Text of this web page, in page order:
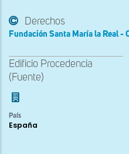
Derechos
Fundación Santa María la Real -
Edificio Procedencia
(Fuente)
País
España